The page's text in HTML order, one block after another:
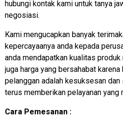
hubungi kontak kami untuk tanya
negosiasi.
Kami mengucapkan banyak
kepercayaanya anda kepada
anda mendapatkan kualitas
juga harga yang bersahabat
pelanggan adalah kesuksesan
terus memberikan pelayanan yang
Cara Pemesanan :